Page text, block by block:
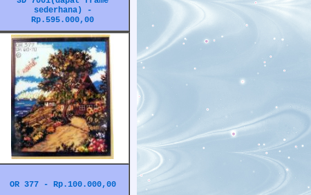
sederhana) -
Rp.595.000,00
OR 377 - Rp.100.000,00